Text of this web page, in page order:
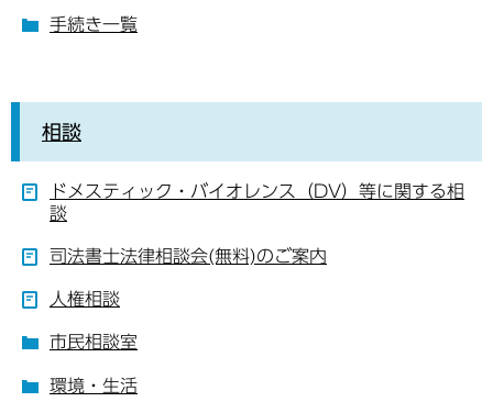
手続き一覧
相談
ドメスティック・バイオレンス（DV）等に関する相
談
司法書士法律相談会(無料)のご案内
人権相談
市民相談室
環境・生活